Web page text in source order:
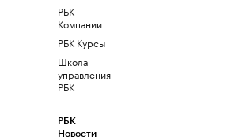
РБК
Компании
РБК Курсы
Школа
управления
РБК
РБК
Новости